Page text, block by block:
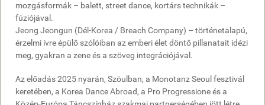
mozgásformák – balett, street dance, kortárs technikák –
fúziójával.
Jeong Jeongun (Dél-Korea / Breach Company) – történetalapú,
érzelmi ívre épülő szólóiban az emberi élet döntő pillanatait idézi
meg, gyakran a zene és a szöveg integrációjával.
Az előadás 2025 nyarán, Szöulban, a Monotanz Seoul fesztivál
keretében, a Korea Dance Abroad, a Pro Progressione és a